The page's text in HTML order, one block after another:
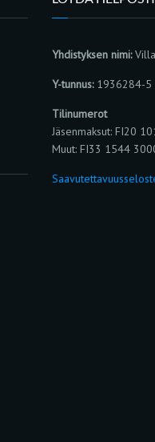
Yhdistyksen nimi:
Y-tunnus:1936284-5
Tilinumerot
Jäsenmaksut: FI20
Muut: FI33 1544